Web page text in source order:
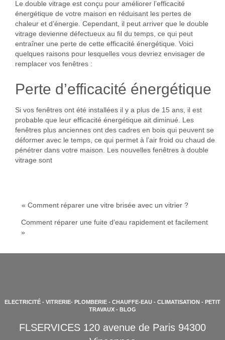
Le double vitrage est conçu pour améliorer l’efficacité
énergétique de votre maison en réduisant les pertes de
chaleur et d’énergie. Cependant, il peut arriver que le double
vitrage devienne défectueux au fil du temps, ce qui peut
entraîner une perte de cette efficacité énergétique. Voici
quelques raisons pour lesquelles vous devriez envisager de
remplacer vos fenêtres :
Perte d’efficacité énergétique
Si vos fenêtres ont été installées il y a plus de 15 ans, il est
probable que leur efficacité énergétique ait diminué. Les
fenêtres plus anciennes ont des cadres en bois qui peuvent se
déformer avec le temps, ce qui permet à l’air froid ou chaud de
pénétrer dans votre maison. Les nouvelles fenêtres à double
vitrage sont
« Comment réparer une vitre brisée avec un vitrier ?
Comment réparer une fuite d’eau rapidement et facilement
»
ELECTRICITÉ - VITRERIE- PLOMBERIE - CHAUFFE-EAU - CLIMATISATION - PETIT
TRAVAUX - BLOG
FLSERVICES 120 avenue de Paris 94300